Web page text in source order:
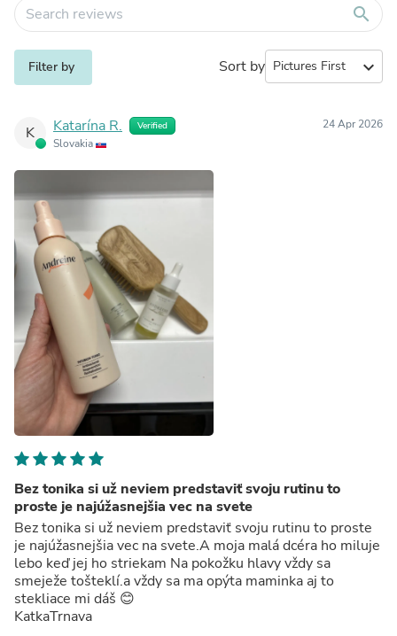
search
Filter by Sort by expand_more
K Katarína R. Verified
Slovakia
24 Apr 2026
Bez tonika si už neviem predstaviť svoju rutinu to
proste je najúžasnejšia vec na svete
Bez tonika si už neviem predstaviť svoju rutinu to proste
je najúžasnejšia vec na svete.A moja malá dcéra ho miluje
lebo keď jej ho striekam Na pokožku hlavy vždy sa
smeježe tošteklí.a vždy sa ma opýta maminka aj to
stekliace mi dáš 😊
KatkaTrnava